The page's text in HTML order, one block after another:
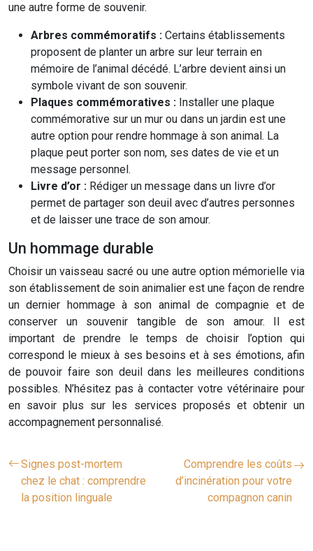
une autre forme de souvenir.
Arbres commémoratifs : Certains établissements
proposent de planter un arbre sur leur terrain en
mémoire de l’animal décédé. L’arbre devient ainsi un
symbole vivant de son souvenir.
Plaques commémoratives : Installer une plaque
commémorative sur un mur ou dans un jardin est une
autre option pour rendre hommage à son animal. La
plaque peut porter son nom, ses dates de vie et un
message personnel.
Livre d’or : Rédiger un message dans un livre d’or
permet de partager son deuil avec d’autres personnes
et de laisser une trace de son amour.
Un hommage durable
Choisir un vaisseau sacré ou une autre option mémorielle via
son établissement de soin animalier est une façon de rendre
un dernier hommage à son animal de compagnie et de
conserver un souvenir tangible de son amour. Il est
important de prendre le temps de choisir l’option qui
correspond le mieux à ses besoins et à ses émotions, afin
de pouvoir faire son deuil dans les meilleures conditions
possibles. N’hésitez pas à contacter votre vétérinaire pour
en savoir plus sur les services proposés et obtenir un
accompagnement personnalisé.
Signes post-mortem
chez le chat : comprendre
la position linguale
Comprendre les coûts
d’incinération pour votre
compagnon canin